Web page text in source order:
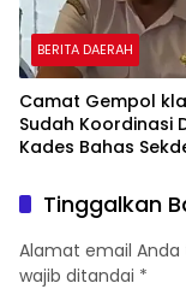
BERITA DAERAH
Camat Gempol
Sudah Koordinasi
Kades Bahas
Pentingnya
Tinggalkan
Alamat email Anda
wajib ditandai *